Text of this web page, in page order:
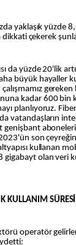
yaklaşık yüzde
dikkati çekerek
da yüzde 20'lik
büyük hayaller
kadar 600 bin
planlıyoruz.
vatandaşların
genişbant
son
kullanan
olan veri
KULLANIM
operatör